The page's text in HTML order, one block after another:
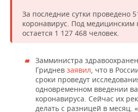
За последние сутки проведено
коронавирус. Под
остается 1 127 468 человек.
Замминистра
Гриднев заявил, что в
сроки проведут
одновременном введении
коронавируса. Сейчас их
делать с разницей в месяц.